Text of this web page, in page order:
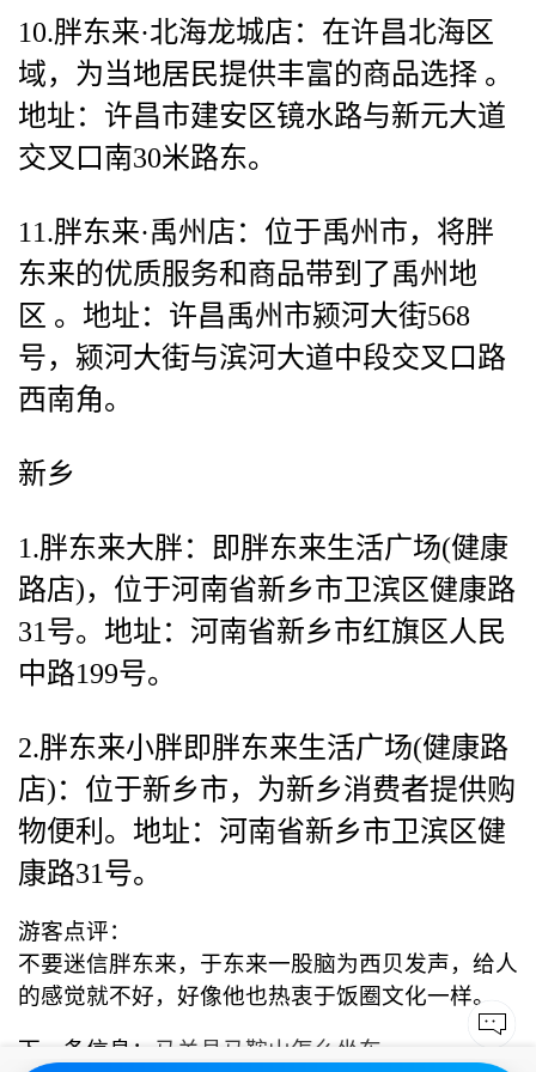
10.胖东来·北海龙城店：在许昌北海区
域，为当地居民提供丰富的商品选择 。
地址：许昌市建安区镜水路与新元大道
交叉口南30米路东。
11.胖东来·禹州店：位于禹州市，将胖
东来的优质服务和商品带到了禹州地
区 。地址：许昌禹州市颍河大街568
号，颍河大街与滨河大道中段交叉口路
西南角。
新乡
1.胖东来大胖：即胖东来生活广场(健康
路店)，位于河南省新乡市卫滨区健康路
31号。地址：河南省新乡市红旗区人民
中路199号。
2.胖东来小胖即胖东来生活广场(健康路
店)：位于新乡市，为新乡消费者提供购
物便利。地址：河南省新乡市卫滨区健
康路31号。
游客点评：
不要迷信胖东来，于东来一股脑为西贝发声，给人
的感觉就不好，好像他也热衷于饭圈文化一样。
下一条信息： 马关县马鞍山怎么坐车